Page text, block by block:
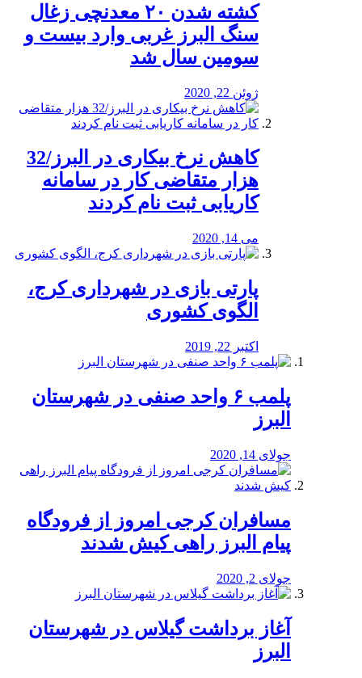
کشته شدن ۲۰ معدنچی زغال
سنگ البرز غربی وارد بیست و
سومین سال شد
ژوئن 22, 2020
کاهش نرخ بیکاری در البرز/32
هزار متقاضی کار در سامانه
کاریابی ثبت نام کردند
می 14, 2020
پارتی بازی در شهرداری کرج،
الگوی کشوری
اکتبر 22, 2019
پلمب ۶ واحد صنفی در شهرستان
البرز
جولای 14, 2020
مسافران کرجی امروز از فرودگاه
پیام البرز راهی کیش شدند
جولای 2, 2020
آغاز برداشت گیلاس در شهرستان
البرز